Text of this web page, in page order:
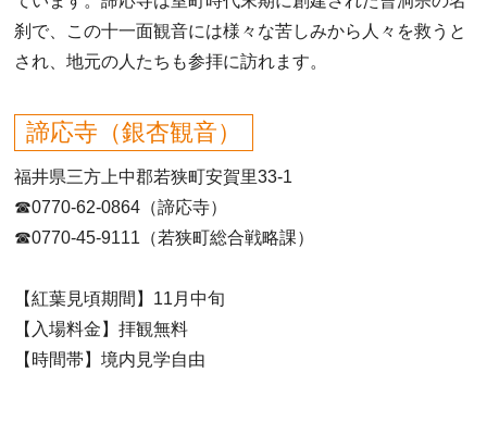
刹で、この十一面観音には様々な苦しみから人々を救うと
され、地元の人たちも参拝に訪れます。
諦応寺（銀杏観音）
福井県三方上中郡若狭町安賀里33-1
☎0770-62-0864（諦応寺）
☎0770-45-9111（若狭町総合戦略課）
【紅葉見頃期間】11月中旬
【入場料金】拝観無料
【時間帯】境内見学自由